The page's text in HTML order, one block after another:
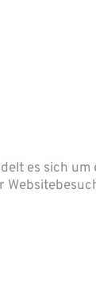
es sich um